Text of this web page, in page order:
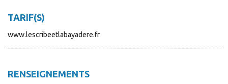
TARIF(S)
www.lescribeetlabayadere.fr
RENSEIGNEMENTS